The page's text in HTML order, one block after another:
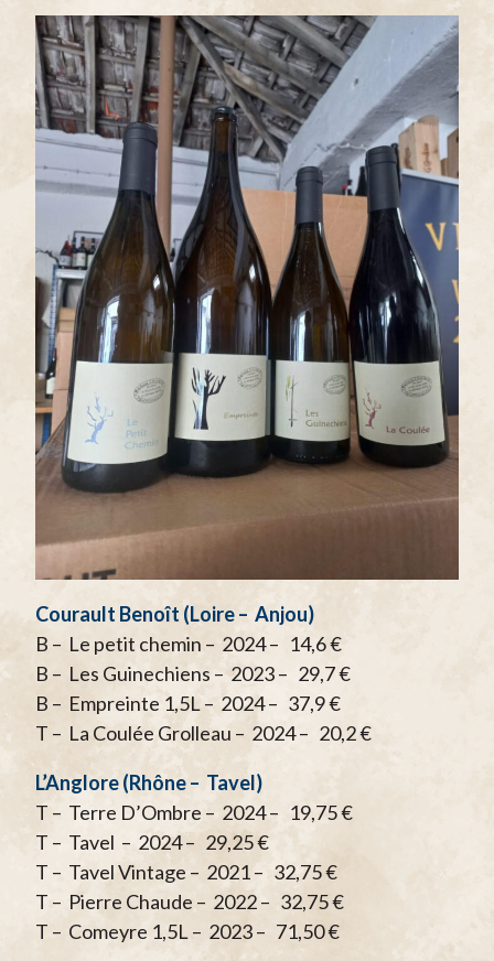
Courault Benoît (Loire – Anjou)
B – Le petit chemin – 2024 – 14,6 €
B – Les Guinechiens – 2023 – 29,7 €
B – Empreinte 1,5L – 2024 – 37,9 €
T – La Coulée Grolleau – 2024 – 20,2 €
L’Anglore (Rhône – Tavel)
T – Terre D’Ombre – 2024 – 19,75 €
T – Tavel – 2024 – 29,25 €
T – Tavel Vintage – 2021 – 32,75 €
T – Pierre Chaude – 2022 – 32,75 €
T – Comeyre 1,5L – 2023 – 71,50 €